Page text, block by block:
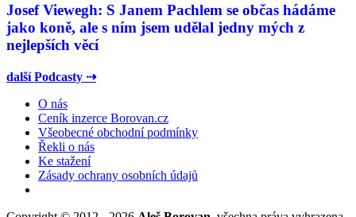
Josef Viewegh: S Janem Pachlem se občas hádáme
jako koně, ale s ním jsem udělal jedny mých z
nejlepších věcí
další Podcasty ⇢
O nás
Ceník inzerce Borovan.cz
Všeobecné obchodní podmínky
Řekli o nás
Ke stažení
Zásady ochrany osobních údajů